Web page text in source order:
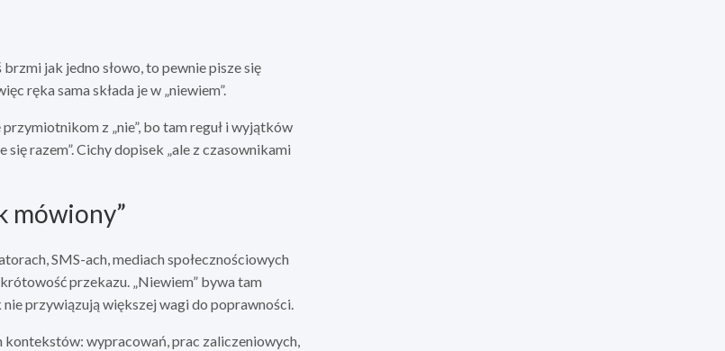
jak jedno słowo, to pewnie pisze się
ręka sama składa je w „niewiem”.
z „nie”, bo tam reguł i wyjątków
razem”. Cichy dopisek „ale z czasownikami
mówiony”
SMS-ach, mediach społecznościowych
przekazu. „Niewiem” bywa tam
przywiązują większej wagi do poprawności.
kontekstów: wypracowań, prac zaliczeniowych,